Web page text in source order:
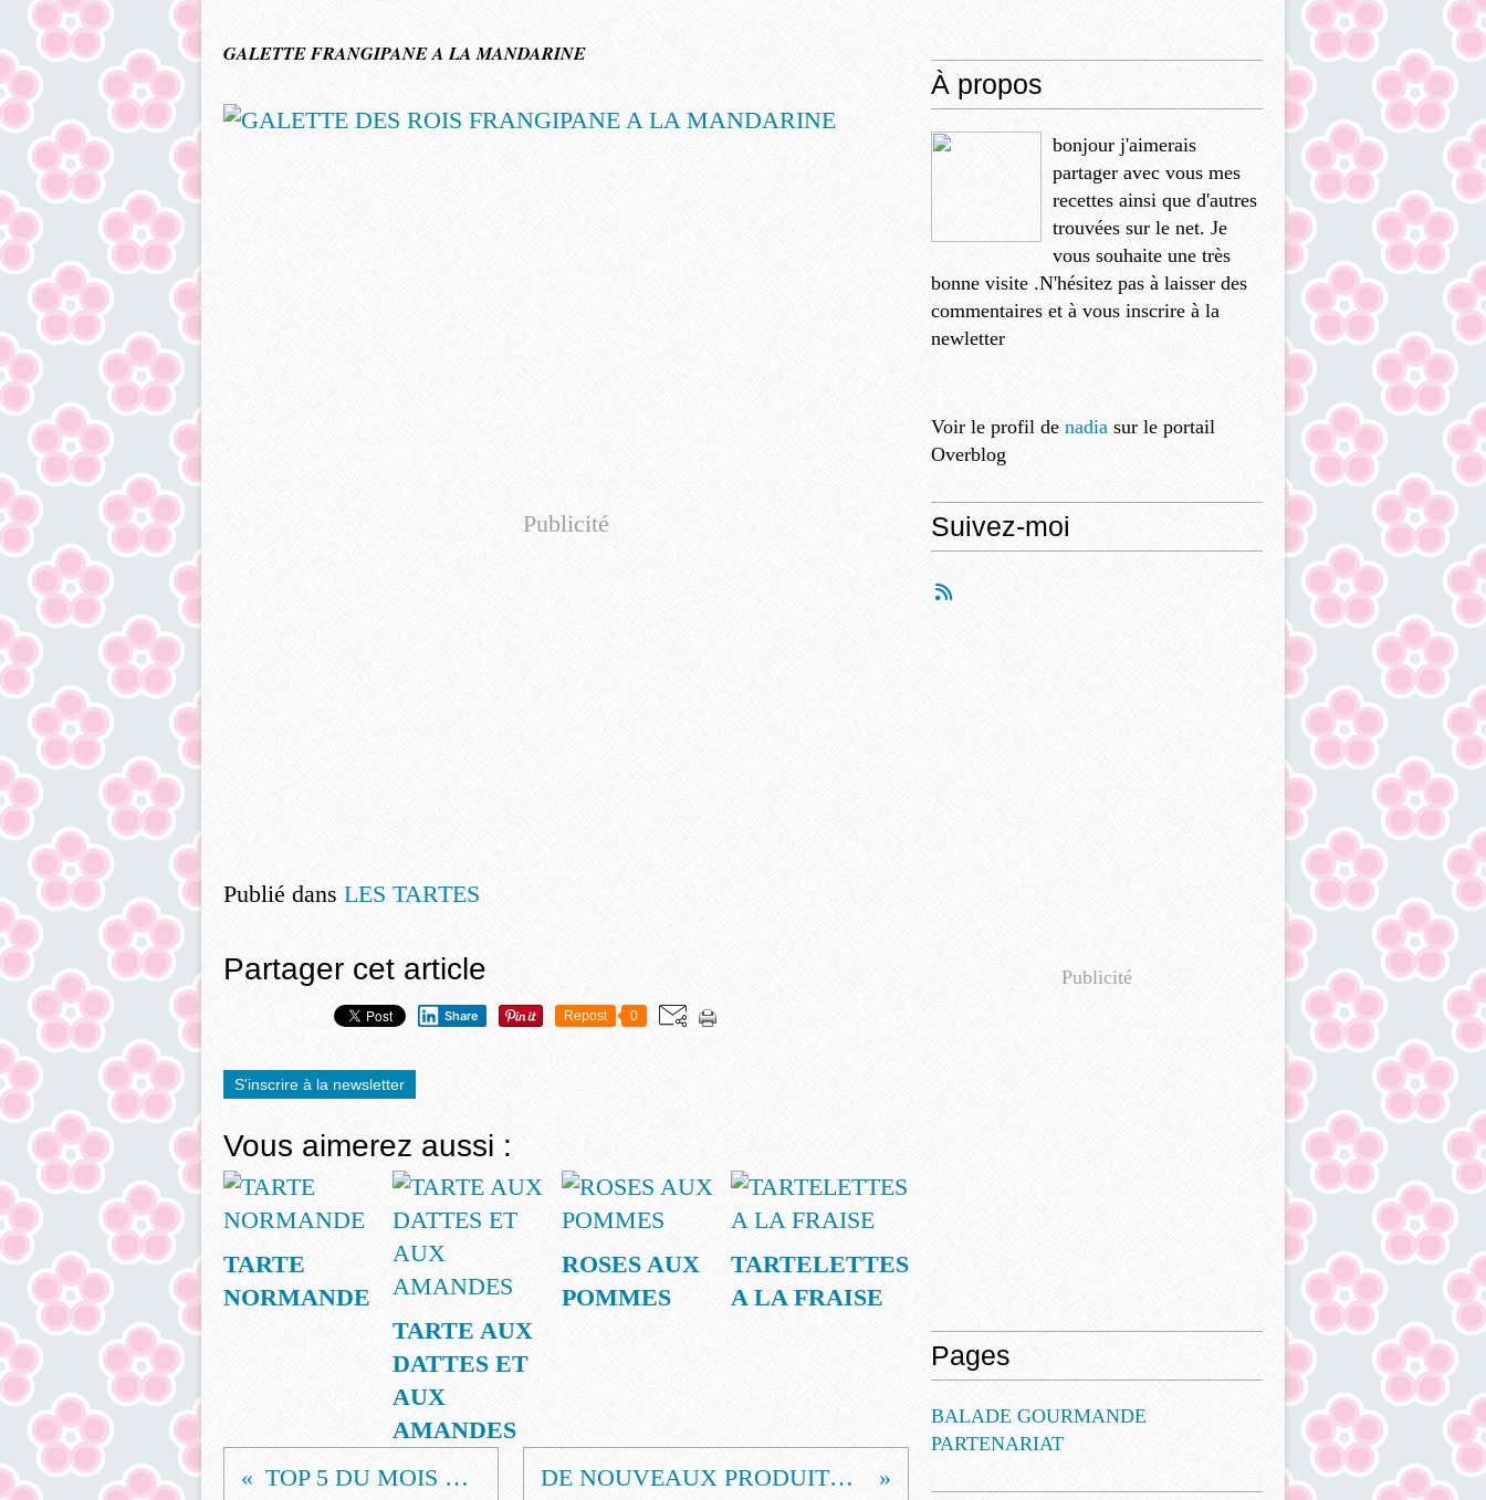
GALETTE FRANGIPANE A LA MANDARINE
Publicité
Publié dans LES TARTES
Partager cet article
Share Repost 0
S'inscrire à la newsletter
Vous aimerez aussi :
TARTE
NORMANDE
TARTE AUX
DATTES ET
AUX
AMANDES
ROSES AUX
POMMES
TARTELETTES
A LA FRAISE
TOP 5 DU MOIS DE DÉCEMBRE DE NOUVEAUX PRODUITS DANS MA CUISINE
À propos
bonjour j'aimerais
partager avec vous mes
recettes ainsi que d'autres
trouvées sur le net. Je
vous souhaite une très
bonne visite .N'hésitez pas à laisser des
commentaires et à vous inscrire à la
newletter
Voir le profil de nadia sur le portail
Overblog
Suivez-moi
Publicité
Pages
BALADE GOURMANDE
PARTENARIAT